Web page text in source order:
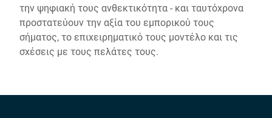
την ψηφιακή τους ανθεκτικότητα - και ταυτόχρονα
προστατεύουν την αξία του εμπορικού τους
σήματος, το επιχειρηματικό τους μοντέλο και τις
σχέσεις με τους πελάτες τους.